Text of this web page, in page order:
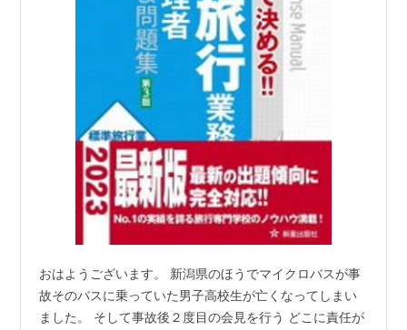
おはようございます。 新潟県のほうでマイクロバスが事
故そのバスに乗っていた男子高校生が亡くなってしまい
ました。 そして事故後２度目の会見を行う どこに責任が